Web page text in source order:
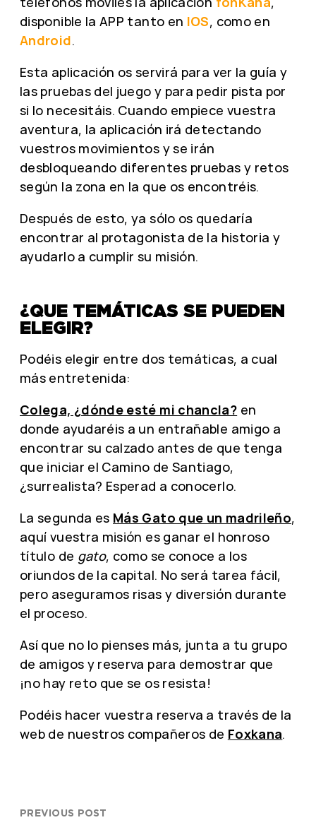
disponible la APP tanto en IOS, como en
Android.
Esta aplicación os servirá para ver la guía y
las pruebas del juego y para pedir pista por
si lo necesitáis. Cuando empiece vuestra
aventura, la aplicación irá detectando
vuestros movimientos y se irán
desbloqueando diferentes pruebas y retos
según la zona en la que os encontréis.
Después de esto, ya sólo os quedaría
encontrar al protagonista de la historia y
ayudarlo a cumplir su misión.
¿QUE TEMÁTICAS SE PUEDEN
ELEGIR?
Podéis elegir entre dos temáticas, a cual
más entretenida:
Colega, ¿dónde esté mi chancla? en
donde ayudaréis a un entrañable amigo a
encontrar su calzado antes de que tenga
que iniciar el Camino de Santiago,
¿surrealista? Esperad a conocerlo.
La segunda es Más Gato que un madrileño,
aquí vuestra misión es ganar el honroso
título de gato, como se conoce a los
oriundos de la capital. No será tarea fácil,
pero aseguramos risas y diversión durante
el proceso.
Así que no lo pienses más, junta a tu grupo
de amigos y reserva para demostrar que
¡no hay reto que se os resista!
Podéis hacer vuestra reserva a través de la
web de nuestros compañeros de Foxkana.
PREVIOUS POST